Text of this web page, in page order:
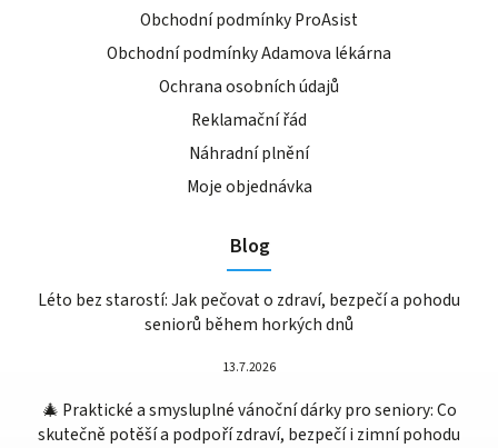
Obchodní podmínky ProAsist
Obchodní podmínky Adamova lékárna
Ochrana osobních údajů
Reklamační řád
Náhradní plnění
Moje objednávka
Blog
Léto bez starostí: Jak pečovat o zdraví, bezpečí a pohodu
seniorů během horkých dnů
13.7.2026
🎄 Praktické a smysluplné vánoční dárky pro seniory: Co
skutečně potěší a podpoří zdraví, bezpečí i zimní pohodu